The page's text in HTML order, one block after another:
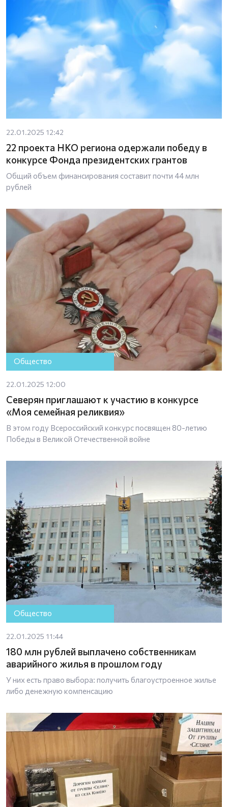
22.01.2025 12:42
22 проекта НКО региона одержали победу в
конкурсе Фонда президентских грантов
Общий объем финансирования составит почти 44 млн
рублей
Общество
22.01.2025 12:00
Северян приглашают к участию в конкурсе
«Моя семейная реликвия»
В этом году Всероссийский конкурс посвящен 80-летию
Победы в Великой Отечественной войне
Общество
22.01.2025 11:44
180 млн рублей выплачено собственникам
аварийного жилья в прошлом году
У них есть право выбора: получить благоустроенное жилье
либо денежную компенсацию